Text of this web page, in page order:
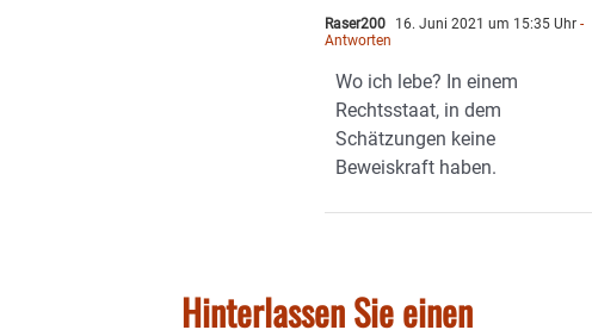
Raser200 16. Juni 2021 um 15:35 Uhr -
Antworten
Wo ich lebe? In einem
Rechtsstaat, in dem
Schätzungen keine
Beweiskraft haben.
Hinterlassen Sie einen